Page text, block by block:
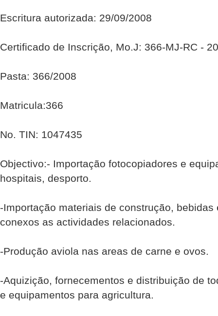
Escritura autorizada: 29/09/2008
Certificado de Inscrição, Mo.J: 366-MJ-RC -
Pasta: 366/2008
Matricula:366
No. TIN: 1047435
Objectivo:- Importação fotocopiadores e
hospitais, desporto.
-Importação materiais de construção,
conexos as actividades relacionados.
-Produção aviola nas areas de carne e ovos.
-Aquizição, fornecementos e distribuição de
e equipamentos para agricultura.